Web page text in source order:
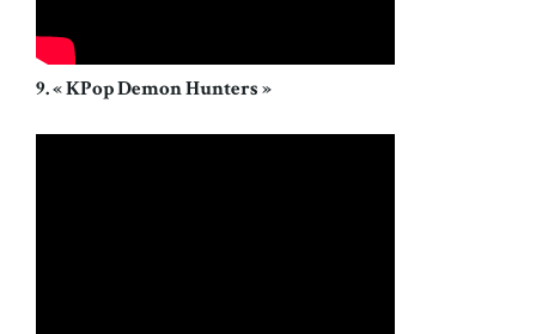
9. « KPop Demon Hunters »